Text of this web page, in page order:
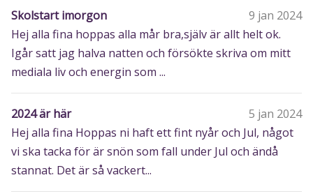
Skolstart imorgon
9 jan 2024
Hej alla fina hoppas alla mår bra,själv är allt helt ok.
Igår satt jag halva natten och försökte skriva om mitt
mediala liv och energin som ...
2024 är här
5 jan 2024
Hej alla fina Hoppas ni haft ett fint nyår och Jul, något
vi ska tacka för är snön som fall under Jul och ändå
stannat. Det är så vackert...